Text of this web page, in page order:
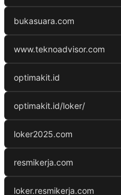
bukasuara.com
www.teknoadvisor.com
optimakit.id
optimakit.id/loker/
loker2025.com
resmikerja.com
loker.resmikerja.com